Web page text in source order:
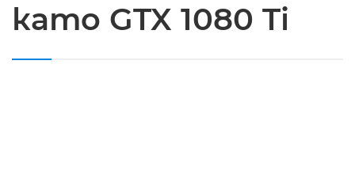
като GTX 1080 Ti